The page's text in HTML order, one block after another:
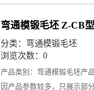
弯通模锻毛坯 Z-CB
分类： 弯通模锻毛坯
浏览次数：0
产品类别：弯通模锻毛坯产
因产品参数较多，只展示部